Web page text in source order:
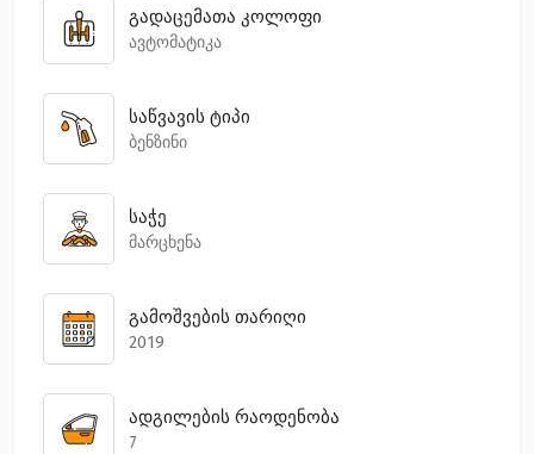
გადაცემათა კოლოფი
ავტომატიკა
საწვავის ტიპი
ბენზინი
საჭე
მარცხენა
გამოშვების თარიღი
2019
ადგილების რაოდენობა
7